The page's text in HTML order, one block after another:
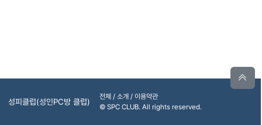
성피클럽(성인PC방 클럽)
전체 / 소개 / 이용약관
© SPC CLUB. All rights reserved.